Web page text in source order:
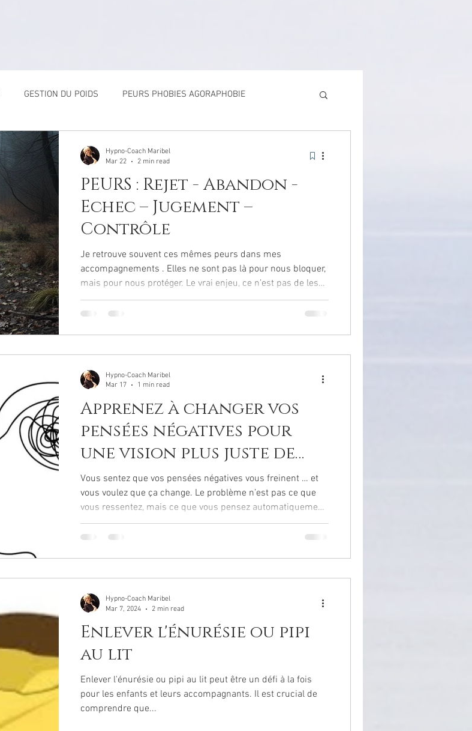
GESTION DU POIDS PEURS PHOBIES AGORAPHOBIE
PEURS : Rejet - Abandon -
Echec – Jugement –
Contrôle
Je retrouve souvent ces mêmes peurs dans mes
accompagnements . Elles ne sont pas là pour nous bloquer,
mais pour nous protéger. Le vrai enjeu, ce n’est pas de les
effacer, mais de ne plus leur laisser prendre les
commandes. 5 peurs, 5 réflexes à déconstruire Peur du
veut sans se justifier ….. Peur de l’abandon : c’est
s’accrocher, pa
Hypno-Coach Maribel
Mar 22
2 min read
Apprenez à changer vos
pensées négatives pour
une vision plus juste de
votre vie.
Vous sentez que vos pensées négatives vous freinent … et
vous voulez que ça change. Le problème n’est pas ce que
vous ressentez, mais ce que vous pensez automatiquement
. Les pensées que vous croyez vraies sans les confronter à
la réalité, vous trompent et génèrent émotions et
place, les mêmes réactions reviennent. La technique que je
pratique : l'émotivo ra
Hypno-Coach Maribel
Mar 17
1 min read
Enlever l'énurésie ou pipi
au lit
Enlever l'énurésie ou pipi au lit peut être un défi à la fois
pour les enfants et leurs accompagnants. Il est crucial de
comprendre que...
Hypno-Coach Maribel
Mar 7, 2024
2 min read